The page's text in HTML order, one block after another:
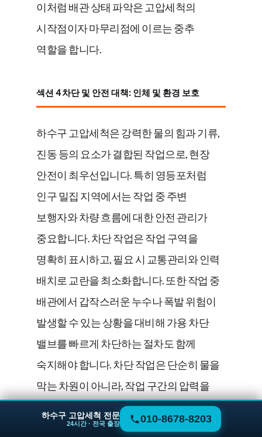
이처럼 배관 상태 파악은 고압세척의
시작점이자 마무리점에 이르는 중추
역할을 합니다.
섹션 4 차단 및 안전 대책: 인체 및 환경 보호
하수구 고압세척은 강력한 물의 힘과 기류,
진동 등의 요소가 결합된 작업으로, 현장
안전이 최우선입니다. 특히 영등포처럼
인구 밀집 지역에서는 작업 중 주변
보행자와 차량 흐름에 대한 안전 관리가
중요합니다. 차단 작업은 작업 구역을
명확히 표시하고, 필요 시 교통관리와 인력
배치로 교란을 최소화합니다. 또한 작업 중
배관에서 갑작스러운 누수나 폭발 위험이
발생할 수 있는 상황을 대비해 가용 차단
밸브를 빠르게 차단하는 절차도 함께
숙지해야 합니다. 차단 작업은 단순히 물을
막는 차원이 아니라, 작업 구간의 압력을
안정시키고 불필요한 사고를 예방하는
핵심 도구입니다.
하수구 고압세척 전문
24시간 · 전국 출장 010-8678-8203